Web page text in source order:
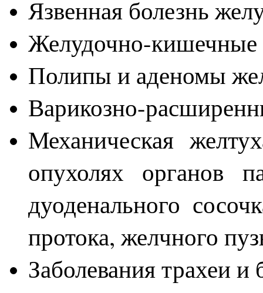
Язвенная болезнь
Желудочно-кишечные
Полипы и аденомы
Варикозно-
Механическая
опухолях органов
дуоденального
протока, желчного
Заболевания трахеи и